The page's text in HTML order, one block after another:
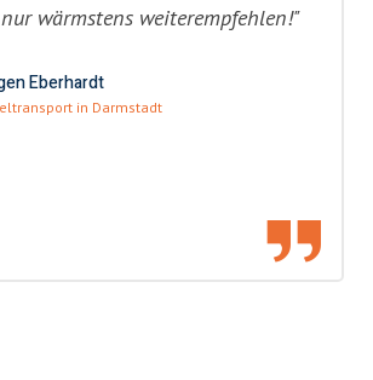
wärmstens weiterempfehlen!"
Eberhardt
in Darmstadt